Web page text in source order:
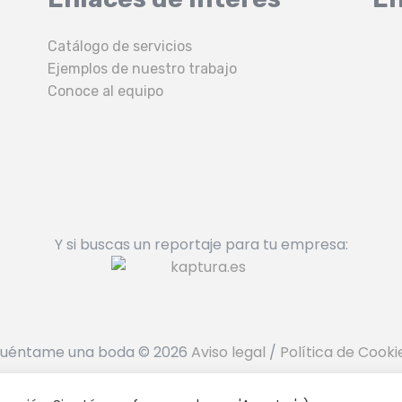
Catálogo de servicios
Ejemplos de nuestro trabajo
Conoce al equipo
Y si buscas un reportaje para tu empresa:
una boda © 2026 Aviso legal / Política de